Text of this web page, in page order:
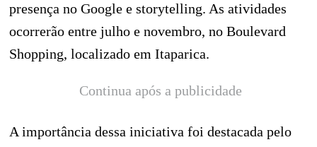
presença no Google e storytelling. As atividades
ocorrerão entre julho e novembro, no Boulevard
Shopping, localizado em Itaparica.
Continua após a publicidade
A importância dessa iniciativa foi destacada pelo